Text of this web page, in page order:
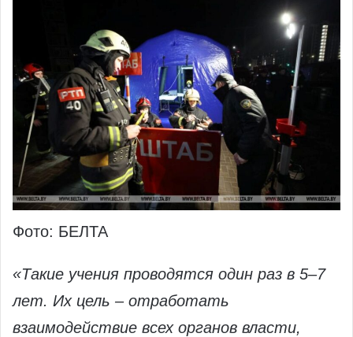
Фото: БЕЛТА
«Такие учения проводятся один раз в 5–7
лет. Их цель – отработать
взаимодействие всех органов власти,